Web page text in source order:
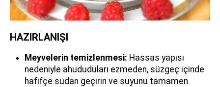
HAZIRLANIŞI
Meyvelerin temizlenmesi: Hassas yapısı
nedeniyle ahududuları ezmeden, süzgeç içinde
hafifçe sudan geçirin ve suyunu tamamen